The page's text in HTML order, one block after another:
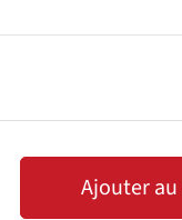
QUANTITÉLA
Ajouter